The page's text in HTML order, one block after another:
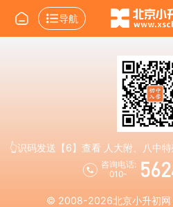
导航
👆识码发送【6】查看 人大附、八中
咨询电话:
010-
© 2008-2026北京小升初网